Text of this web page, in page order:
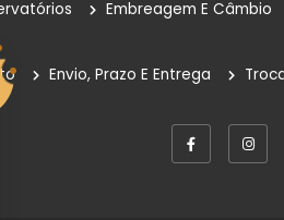
Embreagem E Câmbio
Envio, Prazo E Entrega